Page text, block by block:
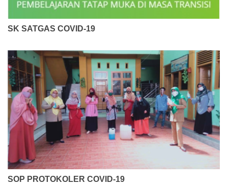
SK SATGAS COVID-19
SOP PROTOKOLER COVID-19